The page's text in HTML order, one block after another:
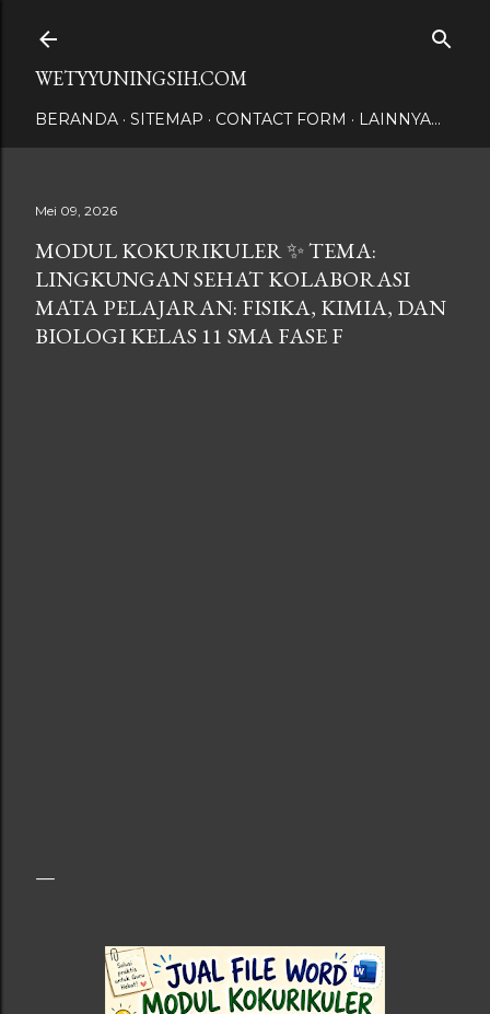
WETYYUNINGSIH.COM
BERANDA SITEMAP CONTACT FORM LAINNYA…
Mei 09, 2026
MODUL KOKURIKULER ✨ TEMA:
LINGKUNGAN SEHAT KOLABORASI
MATA PELAJARAN: FISIKA, KIMIA, DAN
BIOLOGI KELAS 11 SMA FASE F